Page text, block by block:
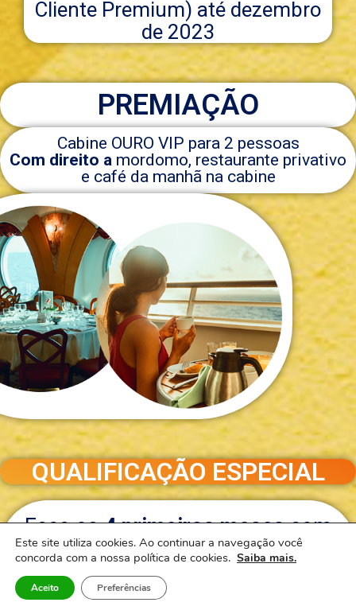
Cliente Premium) até dezembro
de 2023
PREMIAÇÃO
Cabine OURO VIP para 2 pessoas
Com direito a mordomo, restaurante privativo
e café da manhã na cabine
QUALIFICAÇÃO ESPECIAL
Faça os4 primeiros mesescom
o mínimo de6.500 PVs*
(janeiro a abril de 2023)
Este site utiliza cookies. Ao continuar a navegação você
concorda com a nossa política de cookies. Saiba mais.
Aceito Preferências